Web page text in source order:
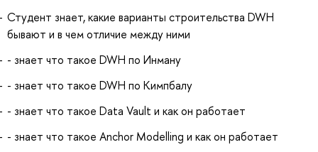
Студент знает, какие варианты строительства DWH
бывают и в чем отличие между ними
- знает что такое DWH по Инману
- знает что такое DWH по Кимпбалу
- знает что такое Data Vault и как он работает
- знает что такое Anchor Modelling и как он работает